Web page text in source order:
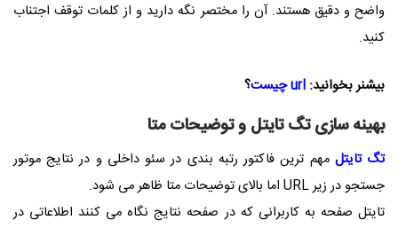
واضح و دقیق هستند. آن را مختصر نگه دارید و از کلمات توقف اجتناب
کنید.
بیشنر بخوانید: url چیست ؟
بهینه سازی تگ تایتل و توضیحات متا
تگ تایتل مهم ترین فاکتور رتبه بندی در سئو داخلی و در نتایج موتور
جستجو در زیر URL اما بالای توضیحات متا ظاهر می شود.
تایتل صفحه به کاربرانی که در صفحه نتایج نگاه می کنند اطلاعاتی در